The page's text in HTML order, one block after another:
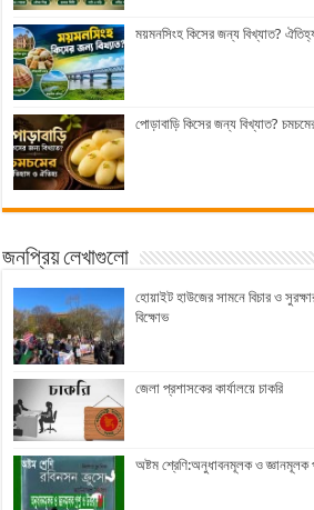
ময়মনসিংহ কিসের জন্য বিখ্যাত?
পোড়াবাড়ি কিসের জন্য বিখ্যাত?
জনপ্রিয় লেখাগুলো
হোয়াইট হাউজের সামনে বিচার ও
বিক্ষোভ
জেলা প্রশাসকের কার্যালয়ে চাকরি
অষ্টম শ্রেণি:অনুধাবনমূলক ও